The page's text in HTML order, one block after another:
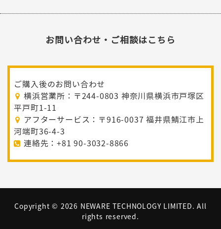
お問い合わせ・ご相談はこちら
ご購入後のお問い合わせ
横浜営業所：〒244-0803 神奈川県横浜市戸塚区
平戸町1-11
アフターサービス：〒916-0037 福井県鯖江市上
河端町36-4-3
連絡先：+81 90-3032-8866
Copyright © 2026 NEWARE TECHNOLOGY LIMITED. All
rights reserved.